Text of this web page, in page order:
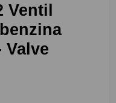
Ventil
Valve